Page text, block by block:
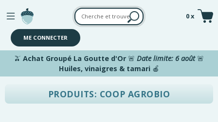
Aller au contenu principal
0 x
ME CONNECTER
🫒 Achat Groupé La Goutte d'Or 🚨 Date limite: 6 août🚨
Huiles, vinaigres & tamari 🍎
PRODUITS: COOP AGROBIO